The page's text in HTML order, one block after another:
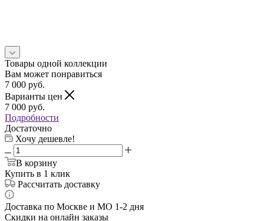
Товары одной коллекции
Вам может понравиться
7 000 руб.
Варианты цен
7 000 руб.
Подробности
Достаточно
Хочу дешевле!
В корзину
Купить в 1 клик
Рассчитать доставку
Доставка по Москве и МО 1-2 дня
Скидки на онлайн заказы